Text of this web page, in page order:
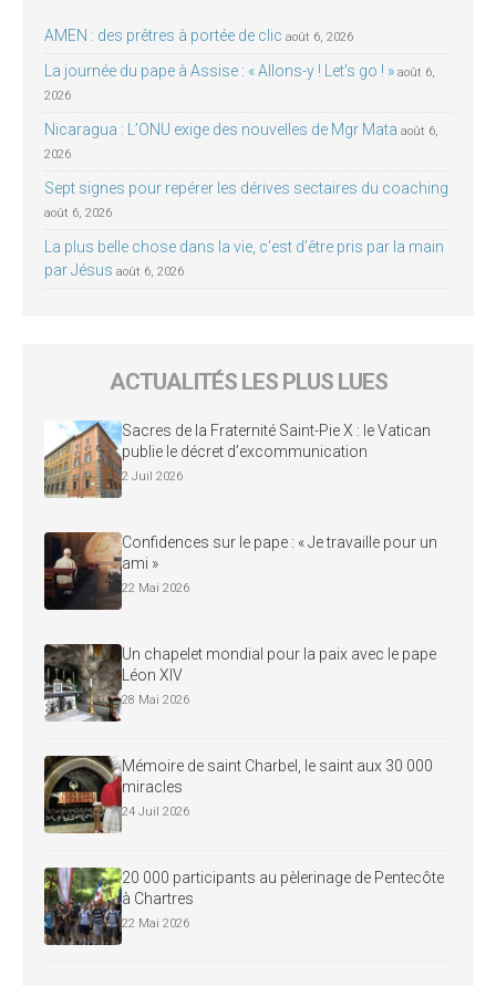
AMEN : des prêtres à portée de clic août 6, 2026
La journée du pape à Assise : « Allons-y ! Let’s go ! » août 6,
2026
Nicaragua : L’ONU exige des nouvelles de Mgr Mata août 6,
2026
Sept signes pour repérer les dérives sectaires du coaching
août 6, 2026
La plus belle chose dans la vie, c’est d’être pris par la main
par Jésus août 6, 2026
ACTUALITÉS LES PLUS LUES
Sacres de la Fraternité Saint-Pie X : le Vatican
publie le décret d’excommunication
2 Juil 2026
Confidences sur le pape : « Je travaille pour un
ami »
22 Mai 2026
Un chapelet mondial pour la paix avec le pape
Léon XIV
28 Mai 2026
Mémoire de saint Charbel, le saint aux 30 000
miracles
24 Juil 2026
20 000 participants au pèlerinage de Pentecôte
à Chartres
22 Mai 2026